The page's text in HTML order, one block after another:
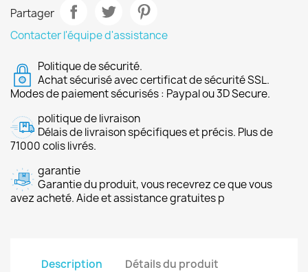
Partager
Contacter l'équipe d'assistance
Politique de sécurité.
Achat sécurisé avec certificat de sécurité SSL.
Modes de paiement sécurisés : Paypal ou 3D Secure.
politique de livraison
Délais de livraison spécifiques et précis. Plus de
71000 colis livrés.
garantie
Garantie du produit, vous recevrez ce que vous
avez acheté. Aide et assistance gratuites p
Description Détails du produit